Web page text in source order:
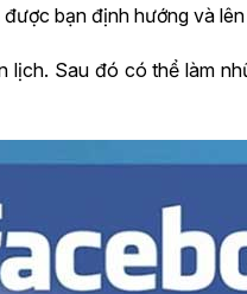
bạn định hướng và
lịch. Sau đó có thể làm